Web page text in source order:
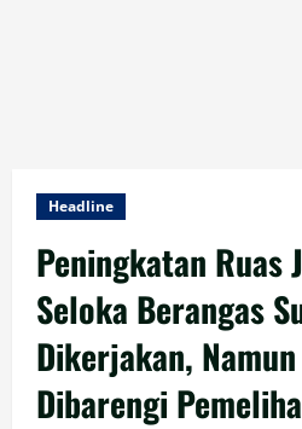
Headline
Peningkatan Ruas
Seloka Berangas
Dikerjakan,
Dibarengi